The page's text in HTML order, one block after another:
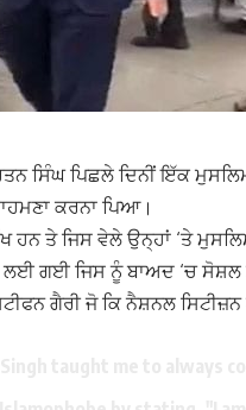
ਸਿੰਘ ਪਿਛਲੇ ਦਿਨੀਂ ਇੱਕ
ਕਰਨਾ ਪਿਆ।
ਹਨ ਤੇ ਜਿਸ ਵੇਲੇ ਉਨ੍ਹਾਂ ‘ਤੇ
ਗਈ ਜਿਸ ਨੂੰ ਬਾਅਦ ‘ਚ ਸੋਸ਼ਲ
ਗੈਰੀ ਜੋ ਕਿ ਨੈਸ਼ਨਲ